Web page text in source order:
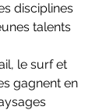
disciplines
talents
le surf et
gagnent en